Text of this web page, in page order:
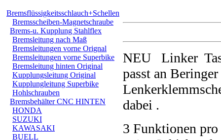
Bremsflüssigkeitsschlauch+Schellen
Bremsscheiben-Magnetschraube
Brems-u. Kupplung Stahlflex
Bremsleitung nach Maß
Bremsleitungen vorne Orignal
Bremsleitungen vorne Superbike
Bremsleitung hinten Original
Kupplungsleitung Original
Kupplungleitung Superbike
Hohlschrauben
Bremsbehälter CNC HINTEN
HONDA
SUZUKI
KAWASAKI
BUELL
NEU Linker
passt an
dabei .
3 Funktionen